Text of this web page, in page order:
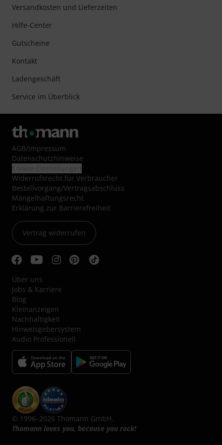
Versandkosten und Lieferzeiten
Hilfe-Center
Gutscheine
Kontakt
Ladengeschäft
Service im Überblick
AGB/Impressum
Datenschutzhinweise
Widerrufsrecht für Verbraucher
Bestellvorgang/Vertragsabschluss
Mängelhaftungsrecht
Erklärung zur Barrierefreiheit
Vertrag widerrufen
Über uns
Jobs & Karriere
Blog
Kleinanzeigen
Nachhaltigkeit
Hinweisgebersystem
Audio Professionell
© 1996–2026 Thomann GmbH.
Thomann loves you, because you rock!